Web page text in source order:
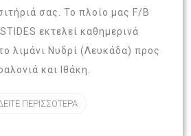
σας. Το πλοίο μας F/B
εκτελεί καθημερινά
λιμάνι Νυδρί (Λευκάδα) προς
και Ιθάκη.
ΠΕΡΙΣΣΟΤΕΡΑ